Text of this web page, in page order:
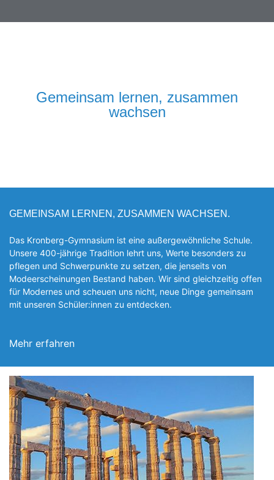
Gemeinsam lernen, zusammen
wachsen
GEMEINSAM LERNEN, ZUSAMMEN WACHSEN.
Das Kronberg-Gymnasium ist eine außergewöhnliche Schule.
Unsere 400-jährige Tradition lehrt uns, Werte besonders zu
pflegen und Schwerpunkte zu setzen, die jen­seits von
Modeerscheinungen Be­stand haben. Wir sind gleichzeitig offen
für Modernes und scheuen uns nicht, neue Dinge gemeinsam
mit unseren Schüler:innen zu entde­cken.
Mehr erfahren